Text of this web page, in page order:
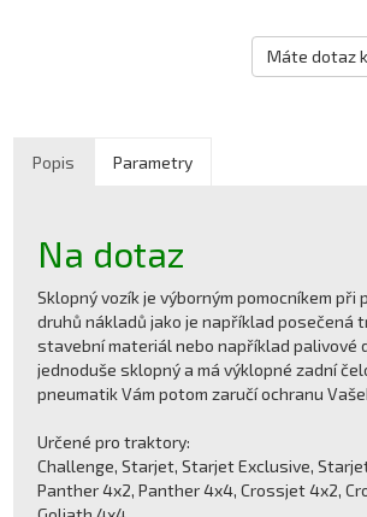
Máte dotaz
Popis Parametry
Na dotaz
Sklopný vozík je výborným pomocníkem při
druhů nákladů jako je například posečená
stavební materiál nebo například palivové
jednoduše sklopný a má výklopné zadní
pneumatik Vám potom zaručí ochranu
Určené pro traktory:
Challenge, Starjet, Starjet Exclusive,
Panther 4x2, Panther 4x4, Crossjet 4x2,